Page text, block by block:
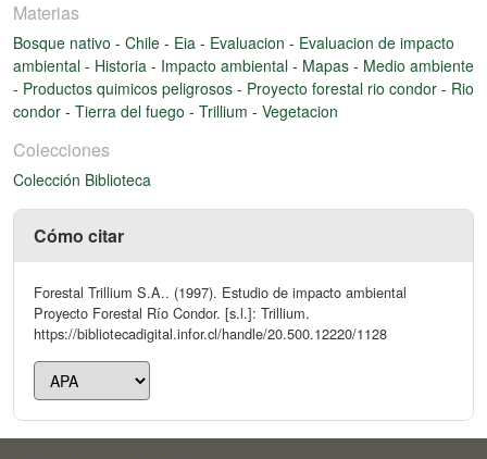
Materias
Bosque nativo - Chile - Eia - Evaluacion - Evaluacion de impacto
ambiental - Historia - Impacto ambiental - Mapas - Medio ambiente
- Productos quimicos peligrosos - Proyecto forestal rio condor - Rio
condor - Tierra del fuego - Trillium - Vegetacion
Colecciones
Colección Biblioteca
Cómo citar
Forestal Trillium S.A.. (1997). Estudio de impacto ambiental
Proyecto Forestal Río Condor. [s.l.]: Trillium.
https://bibliotecadigital.infor.cl/handle/20.500.12220/1128